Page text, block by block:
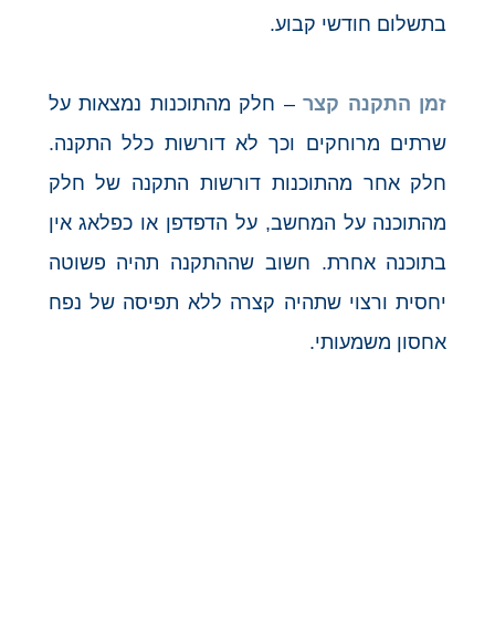
בתשלום חודשי קבוע.
זמן התקנה קצר– חלק מהתוכנות נמצאות על
שרתים מרוחקים וכך לא דורשות כלל התקנה.
חלק אחר מהתוכנות דורשות התקנה של חלק
מהתוכנה על המחשב, על הדפדפן או כפלאג אין
בתוכנה אחרת. חשוב שההתקנה תהיה פשוטה
יחסית ורצוי שתהיה קצרה ללא תפיסה של נפח
אחסון משמעותי.